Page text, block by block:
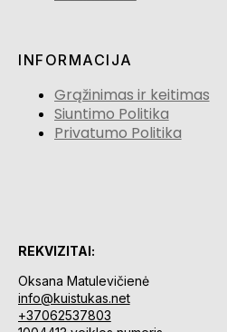
INFORMACIJA
Grąžinimas ir keitimas
Siuntimo Politika
Privatumo Politika
REKVIZITAI:
Oksana Matulevičienė
info@kuistukas.net
+37062537803